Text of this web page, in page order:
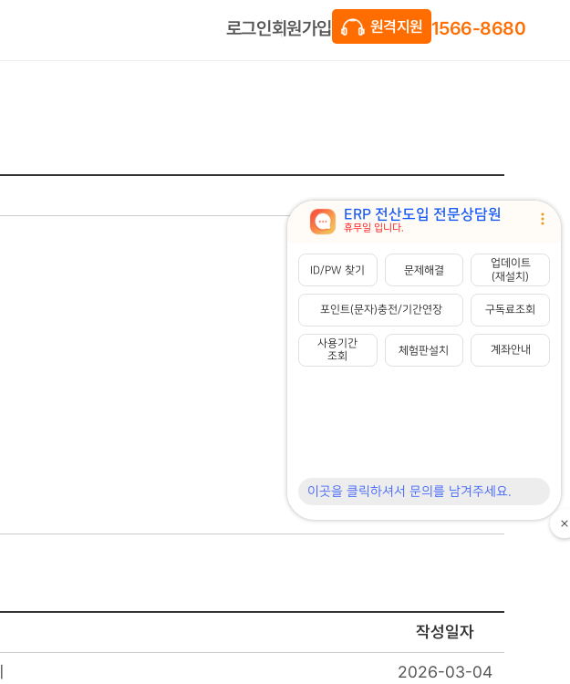
로그인회원가입 원격지원 1566-8680
작성일자
2026-03-04